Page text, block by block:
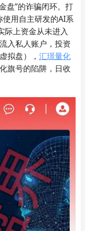
盘”的诈骗闭环。打
使用自主研发的AI系
际上资金从未进入
入私人账户，投资
拟盘）， 汇璟量化
旗号的陷阱，日收